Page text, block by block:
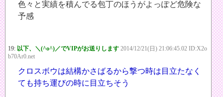
色々と実績を積んでる包丁のほうがよっぽど危険な
予感
19: 以下、＼(^o^)／でVIPがお送りします 2014/12/21(日) 21:06:45.02 ID:X2o
b70Ar0.net
クロスボウは結構かさばるから撃つ時は目立たなく
ても持ち運びの時に目立ちそう